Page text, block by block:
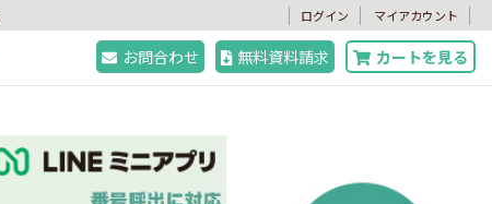
ログイン マイアカウント
お問合わせ 無料資料請求 カートを見る